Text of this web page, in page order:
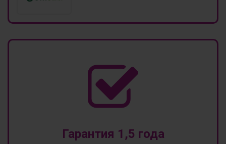
Гарантия 1,5 года